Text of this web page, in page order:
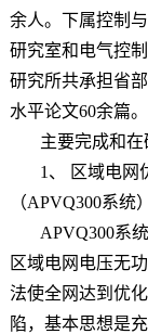
余人。下属控制
研究室和电气控
研究所共承担省
水平论文60余篇。
主要完成和在
1、 区域电网
（APVQ300系统）
APVQ300系
区域电网电压无
法使全网达到优
陷，基本思想是